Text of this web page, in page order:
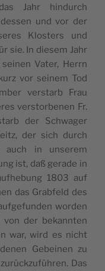
Jahr hin­durch
und vor der
Klosters und
sie. In diesem Jahr
Vater, Her­rn
vor seinem Tod
ver­starb Frau
ver­stor­be­nen Fr.
der Schwa­ger
der sich durch
auch in unserem
ist, daß ger­ade in
1803 auf
das Grabfeld des
wor­den
von der bekan­nten
war, wird es nicht
Gebeinen zu
Das